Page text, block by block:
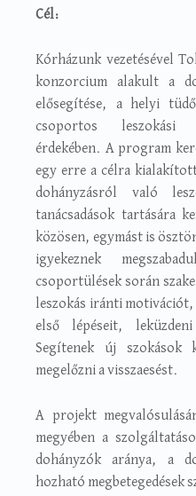
Cél:
Kórházunk vezetésével
konzorcium alakult a
elősegítése, a helyi
csoportos leszokási
érdekében. A program
egy erre a célra
dohányzásról való
tanácsadások tartására
közösen, egymást is
igyekeznek
csoportülések során
leszokás iránti
első lépéseit,
Segítenek új szokások
megelőzni a visszaesést.
A projekt
megyében a
dohányzók aránya, a
hozható megbetegedések